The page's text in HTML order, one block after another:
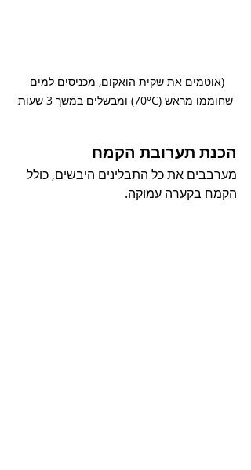
(אוטמים את שקית הואקום, מכניסים למים
שחוממו מראש (70°C) ומבשלים במשך 3 שעות
הכנת תערובת הקמח
מערבבים את כל התבלינים היבשים, כולל
הקמח בקערה עמוקה.